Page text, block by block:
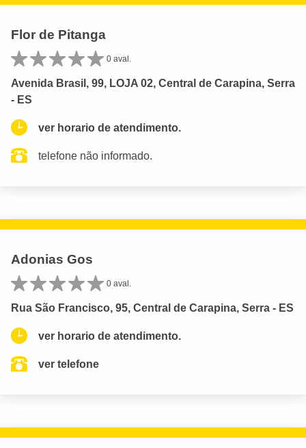
Flor de Pitanga
0 aval.
Avenida Brasil, 99, LOJA 02, Central de Carapina, Serra
- ES
ver horario de atendimento.
telefone não informado.
Adonias Gos
0 aval.
Rua São Francisco, 95, Central de Carapina, Serra - ES
ver horario de atendimento.
ver telefone